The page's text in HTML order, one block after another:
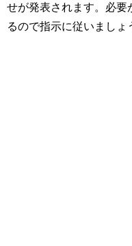
せが発表されます。必要
るので指示に従いましょ